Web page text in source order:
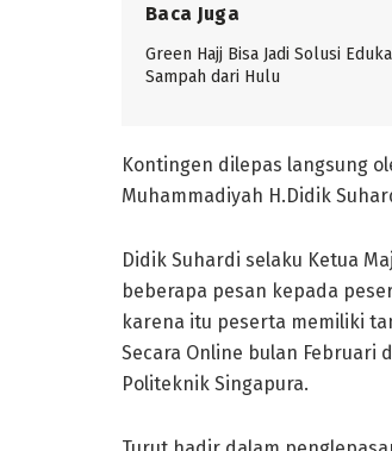
Baca Juga
Green Hajj Bisa Jadi Solusi
Sampah dari Hulu
Kontingen dilepas langsung
Muhammadiyah H.Didik
Didik Suhardi selaku Ketua
beberapa pesan kepada
karena itu peserta memiliki
Secara Online bulan Februari
Politeknik Singapura.